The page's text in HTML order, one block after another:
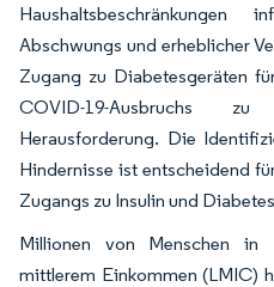
Haushaltsbeschränkungen
Abschwungs und erheblicher
Zugang zu Diabetesgeräten
COVID-19-Ausbruchs
Herausforderung. Die
Hindernisse ist entscheidend
Zugangs zu Insulin und
Millionen von Menschen in
mittlerem Einkommen (LMIC)